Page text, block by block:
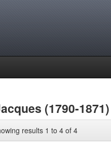
(1790-1871)
results 1 to 4 of 4